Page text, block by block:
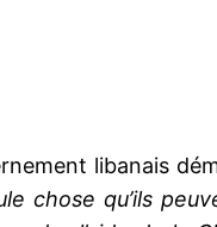
libanais
chose qu’ils